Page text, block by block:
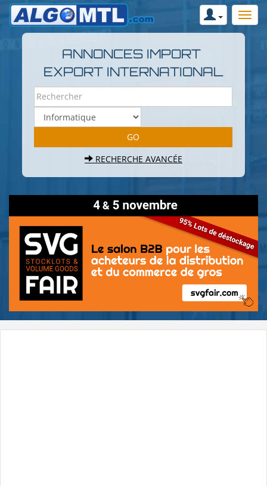
ANNONCES IMPORT
EXPORT INTERNATIONAL
RECHERCHE AVANCÉE